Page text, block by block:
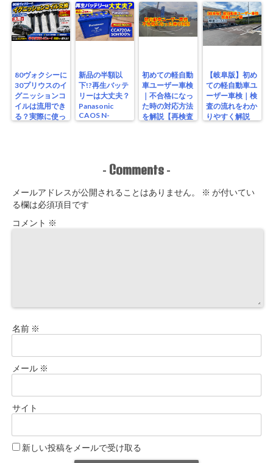
80ヴォクシーに
30プリウスのイ
グニッションコ
イルは流用でき
る？実際に使っ
新品の半額以
下!?再生バッテ
リーは大丈夫？
Panasonic
CAOS N-
S115/A4を実測
初めての軽自動
車ユーザー車検
｜不合格になっ
た時の対応方法
を解説【再検査
【岐阜版】初め
ての軽自動車ユ
ーザー車検｜検
査の流れをわか
りやすく解説
- Comments -
メールアドレスが公開されることはありません。 ※ が付いてい
る欄は必須項目です
コメント ※
名前 ※
メール ※
サイト
新しい投稿をメールで受け取る